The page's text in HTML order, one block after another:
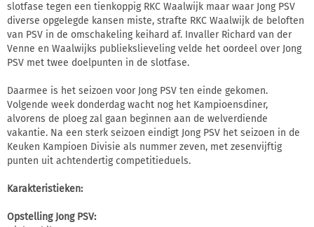
slotfase tegen een tienkoppig RKC Waalwijk maar waar Jong PSV
diverse opgelegde kansen miste, strafte RKC Waalwijk de beloften
van PSV in de omschakeling keihard af. Invaller Richard van der
Venne en Waalwijks publiekslieveling velde het oordeel over Jong
PSV met twee doelpunten in de slotfase.
Daarmee is het seizoen voor Jong PSV ten einde gekomen.
Volgende week donderdag wacht nog het Kampioensdiner,
alvorens de ploeg zal gaan beginnen aan de welverdiende
vakantie. Na een sterk seizoen eindigt Jong PSV het seizoen in de
Keuken Kampioen Divisie als nummer zeven, met zesenvijftig
punten uit achtendertig competitieduels.
Karakteristieken:
Opstelling Jong PSV: